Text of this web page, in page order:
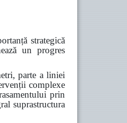
strategică
un progres
parte a liniei
complexe
prin
suprastructura